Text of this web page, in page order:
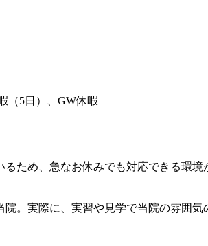
（5日）、GW休暇
ため、急なお休みでも対応できる環境
。実際に、実習や見学で当院の雰囲